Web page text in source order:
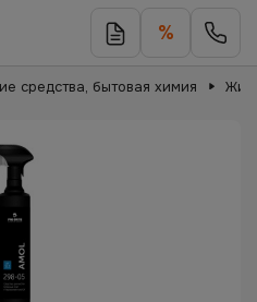
%
средства, бытовая химия